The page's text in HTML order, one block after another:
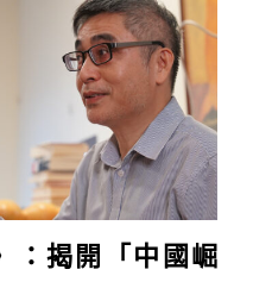
：揭開「中國崛